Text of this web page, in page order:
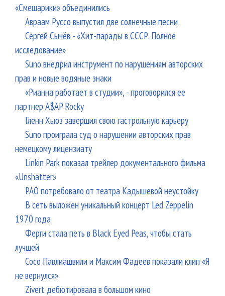
«Смешарики» объединились
Авраам Руссо выпустил две солнечные песни
Сергей Сычёв - «Хит-парады в СССР. Полное
исследование»
Suno внедрил инструмент по нарушениям авторских
прав и новые водяные знаки
«Рианна работает в студии», - проговорился ее
партнер A$AP Rocky
Гленн Хьюз завершил свою гастрольную карьеру
Suno проиграла суд о нарушении авторских прав
немецкому лицензиату
Linkin Park показал трейлер документального фильма
«Unshatter»
РАО потребовало от театра Кадышевой неустойку
В сеть выложен уникальный концерт Led Zeppelin
1970 года
Ферги стала петь в Black Eyed Peas, чтобы стать
лучшей
Сосо Павлиашвили и Максим Фадеев показали клип «Я
не вернулся»
Zivert дебютировала в большом кино